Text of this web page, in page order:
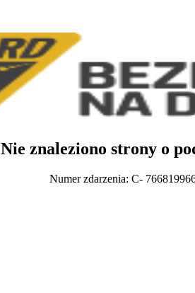
Nie znaleziono strony o
Numer zdarzenia: C-